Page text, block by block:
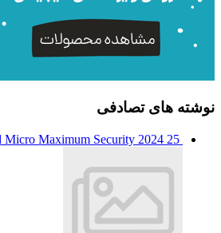
نوشته های تصادفی
Micro Maximum Security 2024 25 شهریور 1393